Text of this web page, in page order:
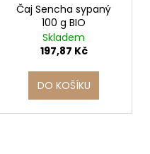
Čaj Sencha sypaný
100 g BIO
Skladem
197,87 Kč
DO KOŠÍKU